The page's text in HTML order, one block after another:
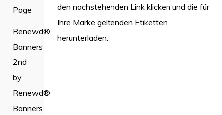
Page
Renewd®
Banners
2nd
by
Renewd®
Banners
den nachstehenden Link klicken und die für
Ihre Marke geltenden Etiketten
herunterladen.